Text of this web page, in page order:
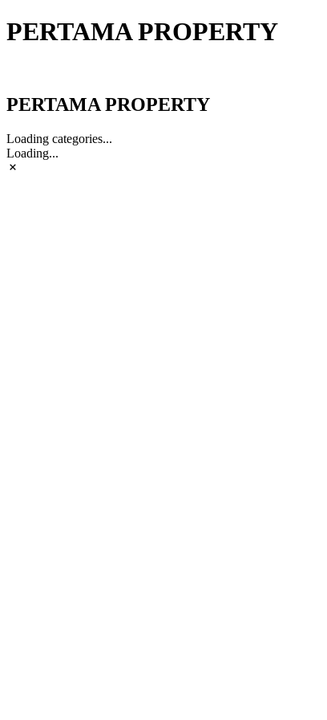
PERTAMA PROPERTY
PERTAMA PROPERTY
Loading categories...
Loading...